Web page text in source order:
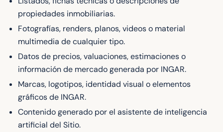
propiedades inmobiliarias.
Fotografías, renders, planos, videos o material
multimedia de cualquier tipo.
Datos de precios, valuaciones, estimaciones o
información de mercado generada por INGAR.
Marcas, logotipos, identidad visual o elementos
gráficos de INGAR.
Contenido generado por el asistente de inteligencia
artificial del Sitio.